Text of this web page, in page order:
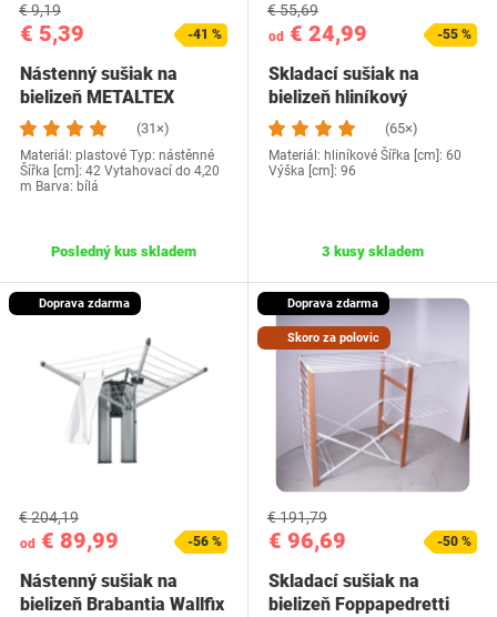
€ 5,39
€ 9,19
-41 %
Nástenný sušiak na
bielizeň METALTEX
Portofino
(31×)
Materiál: plastové Typ: nástěnné
Šířka [cm]: 42 Vytahovací do 4,20
m Barva: bílá
Posledný kus skladem
od € 24,99
€ 55,69
-55 %
Skladací sušiak na
bielizeň hliníkový
(65×)
Materiál: hliníkové Šířka [cm]: 60
Výška [cm]: 96
3 kusy skladem
Doprava zdarma
od € 89,99
€ 204,19
-56 %
Nástenný sušiak na
bielizeň Brabantia Wallfix
Doprava zdarma
Skoro za polovic
€ 96,69
€ 191,79
-50 %
Skladací sušiak na
bielizeň Foppapedretti